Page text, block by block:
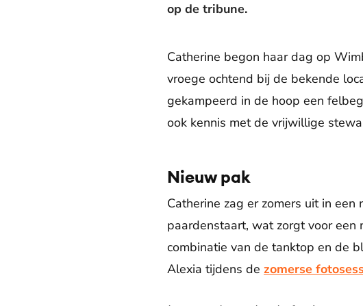
op de tribune.
Catherine begon haar dag op
vroege ochtend bij de bekende
gekampeerd in de hoop een
ook kennis met de vrijwillige
Nieuw pak
Catherine zag er zomers uit in
paardenstaart, wat zorgt voor
combinatie van de tanktop en de
Alexia tijdens de zomerse